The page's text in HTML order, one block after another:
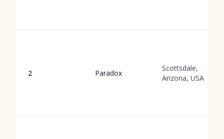
2 Paradox
Scottsdale,
Arizona, USA